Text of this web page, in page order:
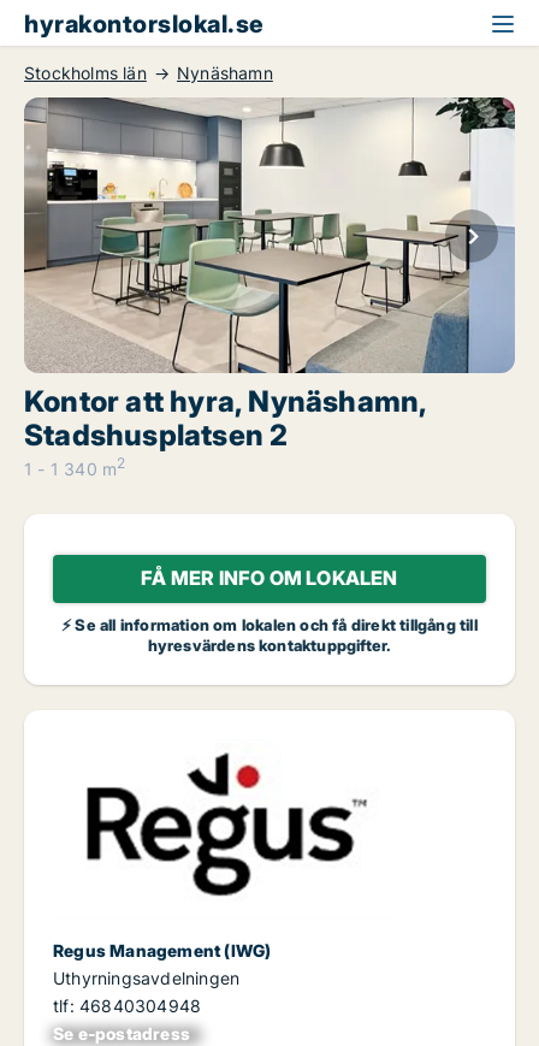
hyrakontorslokal.se
Stockholms län Nynäshamn
Kontor att hyra, Nynäshamn,
Stadshusplatsen 2
1 - 1 340 m2
FÅ MER INFO OM LOKALEN
⚡ Se all information om lokalen och få direkt tillgång till
hyresvärdens kontaktuppgifter.
Regus Management (IWG)
Uthyrningsavdelningen
tlf: 46840304948
Se e-postadress
xxxxxxxxxxxxxxx